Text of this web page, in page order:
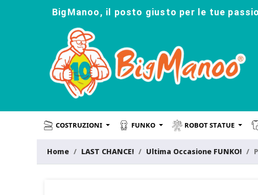
BigManoo, il posto giusto per le tue
COSTRUZIONI FUNKO ROBOT STATUE
Home LAST CHANCE! Ultima Occasione FUNKO!